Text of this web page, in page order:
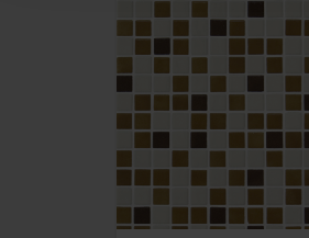
społecznościowym, reklamowym i
Partnerzy mogą połączyć te
otrzymanymi od Ciebie lub
korzystania z ich usług.